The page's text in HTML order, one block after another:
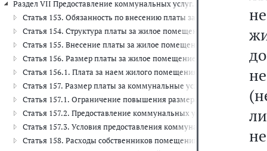
Раздел VII Предоставление коммунальных услуг. Плата за жилое
Статья 153. Обязанность по внесению платы за жилое
Статья 154. Структура платы за жилое помещение и
Статья 155. Внесение платы за жилое помещение и
Статья 156. Размер платы за жилое помещение
Статья 156.1. Плата за наем жилого помещения по договору
Статья 157. Размер платы за коммунальные услуги
Статья 157.1. Ограничение повышения размера вносимой
Статья 157.2. Предоставление коммунальных услуг
Статья 157.3. Условия предоставления коммунальной услуги
Статья 158. Расходы собственников помещений в